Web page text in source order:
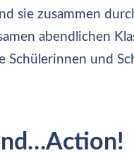
sie zusammen
abendlichen
Schülerinnen und